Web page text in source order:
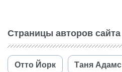
Страницы авторов сайта
Отто Йорк Таня Адамс